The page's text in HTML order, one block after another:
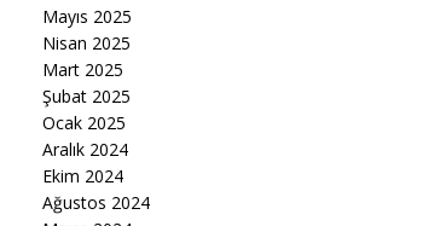
Mayıs 2025
Nisan 2025
Mart 2025
Şubat 2025
Ocak 2025
Aralık 2024
Ekim 2024
Ağustos 2024